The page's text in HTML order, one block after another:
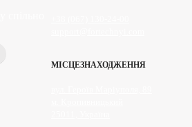
МІСЦЕЗНАХОДЖЕННЯ